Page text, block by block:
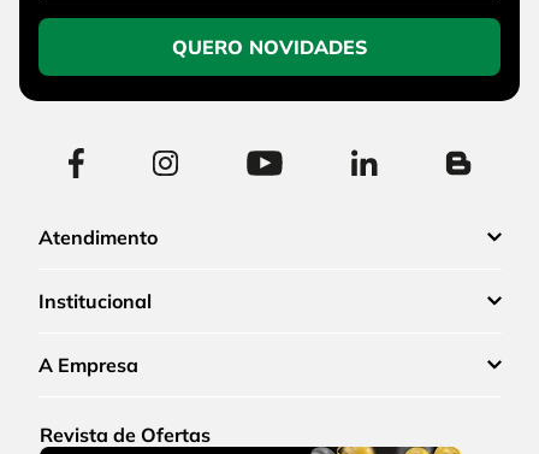
QUERO NOVIDADES
Atendimento
Institucional
A Empresa
Revista de Ofertas